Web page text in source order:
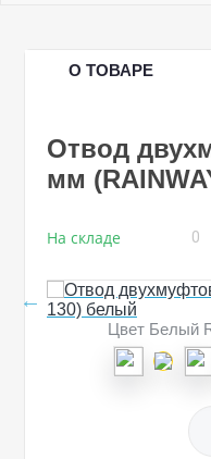
О ТОВАРЕ
Отвод
мм
На складе 0
Цвет Белый